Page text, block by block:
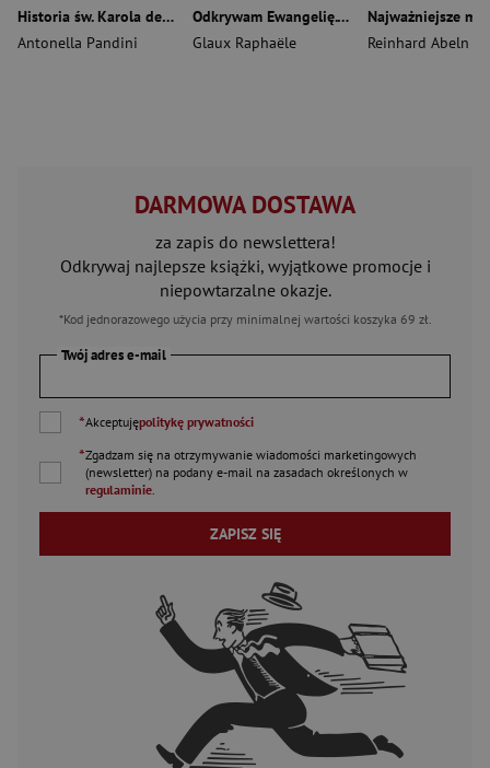
Historia św. Karola de Foucauld
Antonella Pandini
Odkrywam Ewangelię. Czytanki zdrapywanki
Glaux Raphaële
Reinhard Abeln
DARMOWA DOSTAWA
za zapis do newslettera!
Odkrywaj najlepsze książki, wyjątkowe promocje i
niepowtarzalne okazje.
*Kod jednorazowego użycia przy minimalnej wartości koszyka 69 zł.
Twój adres e-mail
*Akceptujępolitykę prywatności
*Zgadzam się na otrzymywanie wiadomości marketingowych
(newsletter) na podany e-mail na zasadach określonych w
regulaminie
ZAPISZ SIĘ